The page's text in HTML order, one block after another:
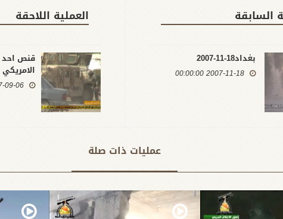
السابقة
بغداد18-11-2007
2007-11-18 00:00:00
العملية اللاحقة
قنص احد
6 - 9 -2007
00:00:00
عمليات ذات صلة